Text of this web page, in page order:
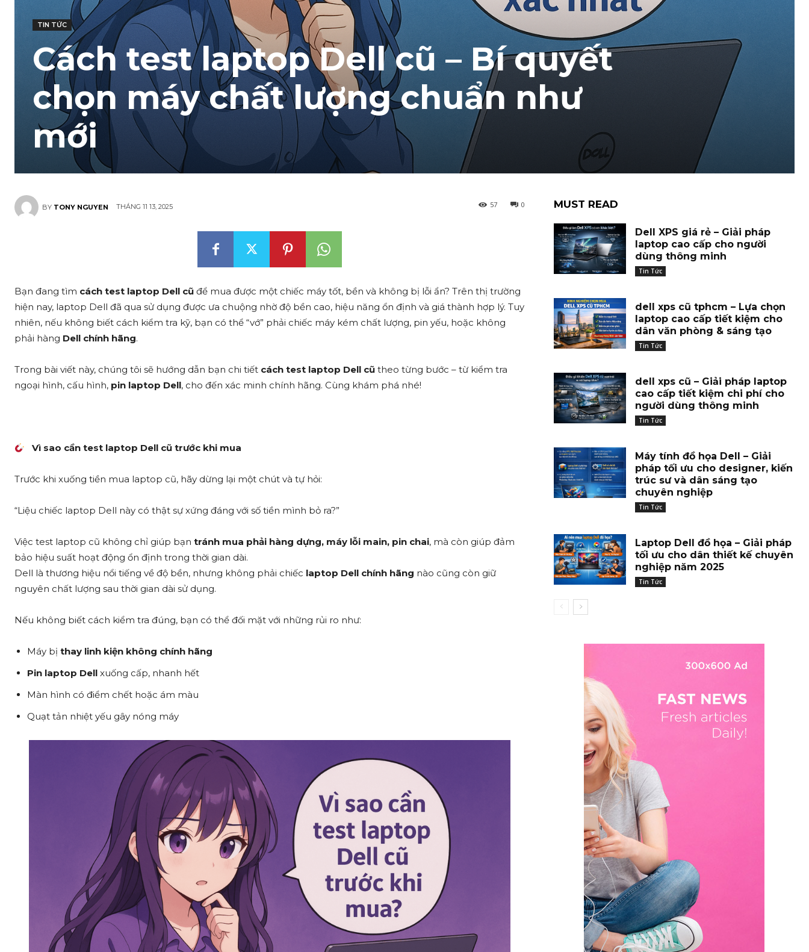
TIN TỨC
Cách test laptop Dell cũ – Bí quyết
chọn máy chất lượng chuẩn như
mới
BY TONY NGUYEN THÁNG 11 13, 2025 0
57
Bạn đang tìm cách test laptop Dell cũ để mua được một chiếc máy tốt, bền và không bị lỗi ẩn? Trên thị trường
hiện nay, laptop Dell đã qua sử dụng được ưa chuộng nhờ độ bền cao, hiệu năng ổn định và giá thành hợp lý. Tuy
nhiên, nếu không biết cách kiểm tra kỹ, bạn có thể “vớ” phải chiếc máy kém chất lượng, pin yếu, hoặc không
phải hàng Dell chính hãng.
Trong bài viết này, chúng tôi sẽ hướng dẫn bạn chi tiết cách test laptop Dell cũ theo từng bước – từ kiểm tra
ngoại hình, cấu hình, pin laptop Dell, cho đến xác minh chính hãng. Cùng khám phá nhé!
Vì sao cần test laptop Dell cũ trước khi mua
Trước khi xuống tiền mua laptop cũ, hãy dừng lại một chút và tự hỏi:
“Liệu chiếc laptop Dell này có thật sự xứng đáng với số tiền mình bỏ ra?”
Việc test laptop cũ không chỉ giúp bạn tránh mua phải hàng dựng, máy lỗi main, pin chai, mà còn giúp đảm
bảo hiệu suất hoạt động ổn định trong thời gian dài.
Dell là thương hiệu nổi tiếng về độ bền, nhưng không phải chiếc laptop Dell chính hãng nào cũng còn giữ
nguyên chất lượng sau thời gian dài sử dụng.
Nếu không biết cách kiểm tra đúng, bạn có thể đối mặt với những rủi ro như:
Máy bị thay linh kiện không chính hãng
Pin laptop Dell xuống cấp, nhanh hết
Màn hình có điểm chết hoặc ám màu
Quạt tản nhiệt yếu gây nóng máy
MUST READ
Dell XPS giá rẻ – Giải pháp
laptop cao cấp cho người
dùng thông minh
Tin Tức
dell xps cũ tphcm – Lựa chọn
laptop cao cấp tiết kiệm cho
dân văn phòng & sáng tạo
Tin Tức
dell xps cũ – Giải pháp laptop
cao cấp tiết kiệm chi phí cho
người dùng thông minh
Tin Tức
Máy tính đồ họa Dell – Giải
pháp tối ưu cho designer, kiến
trúc sư và dân sáng tạo
chuyên nghiệp
Tin Tức
Laptop Dell đồ họa – Giải pháp
tối ưu cho dân thiết kế chuyên
nghiệp năm 2025
Tin Tức